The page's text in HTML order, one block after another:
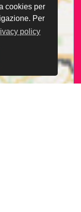
cookies per
Per
policy